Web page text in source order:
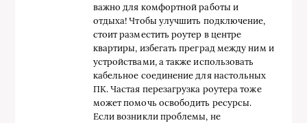
важно для комфортной работы и
отдыха! Чтобы улучшить подключение,
стоит разместить роутер в центре
квартиры, избегать преград между ним и
устройствами, а также использовать
кабельное соединение для настольных
ПК. Частая перезагрузка роутера тоже
может помочь освободить ресурсы.
Если возникли проблемы, не